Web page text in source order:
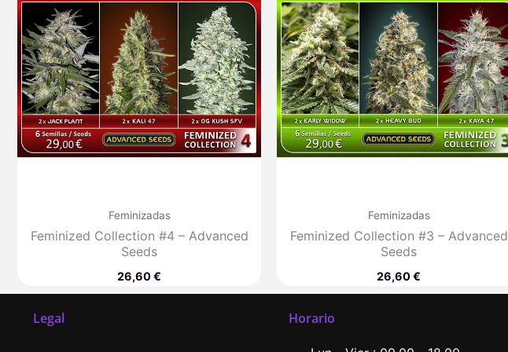
Feminizadas
Feminized Collection #4 – Advanced
Seeds
26,60€
Feminizadas
Feminized Collection #3 – Advanced
Seeds
26,60€
Legal Horario